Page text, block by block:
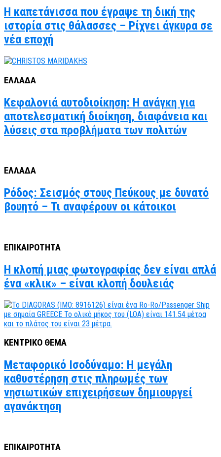
Η καπετάνισσα που έγραψε τη δική της
ιστορία στις θάλασσες – Ρίχνει άγκυρα σε
νέα εποχή
ΕΛΛΑΔΑ
Κεφαλονιά αυτοδιοίκηση: Η ανάγκη για
αποτελεσματική διοίκηση, διαφάνεια και
λύσεις στα προβλήματα των πολιτών
ΕΛΛΑΔΑ
Ρόδος: Σεισμός στους Πεύκους με δυνατό
βουητό – Τι αναφέρουν οι κάτοικοι
ΕΠΙΚΑΙΡΟΤΗΤΑ
Η κλοπή μιας φωτογραφίας δεν είναι απλά
ένα «κλικ» – είναι κλοπή δουλειάς
ΚΕΝΤΡΙΚΟ ΘΕΜΑ
Μεταφορικό Ισοδύναμο: Η μεγάλη
καθυστέρηση στις πληρωμές των
νησιωτικών επιχειρήσεων δημιουργεί
αγανάκτηση
ΕΠΙΚΑΙΡΟΤΗΤΑ